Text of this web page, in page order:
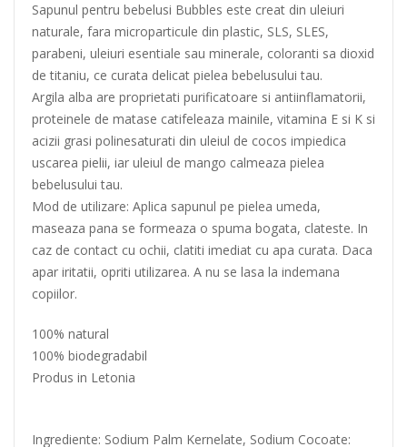
Sapunul pentru bebelusi Bubbles este creat din uleiuri
naturale, fara microparticule din plastic, SLS, SLES,
parabeni, uleiuri esentiale sau minerale, coloranti sa dioxid
de titaniu, ce curata delicat pielea bebelusului tau.
Argila alba are proprietati purificatoare si antiinflamatorii,
proteinele de matase catifeleaza mainile, vitamina E si K si
acizii grasi polinesaturati din uleiul de cocos impiedica
uscarea pielii, iar uleiul de mango calmeaza pielea
bebelusului tau.
Mod de utilizare: Aplica sapunul pe pielea umeda,
maseaza pana se formeaza o spuma bogata, clateste. In
caz de contact cu ochii, clatiti imediat cu apa curata. Daca
apar iritatii, opriti utilizarea. A nu se lasa la indemana
copiilor.
100% natural
100% biodegradabil
Produs in Letonia
Ingrediente: Sodium Palm Kernelate, Sodium Cocoate: